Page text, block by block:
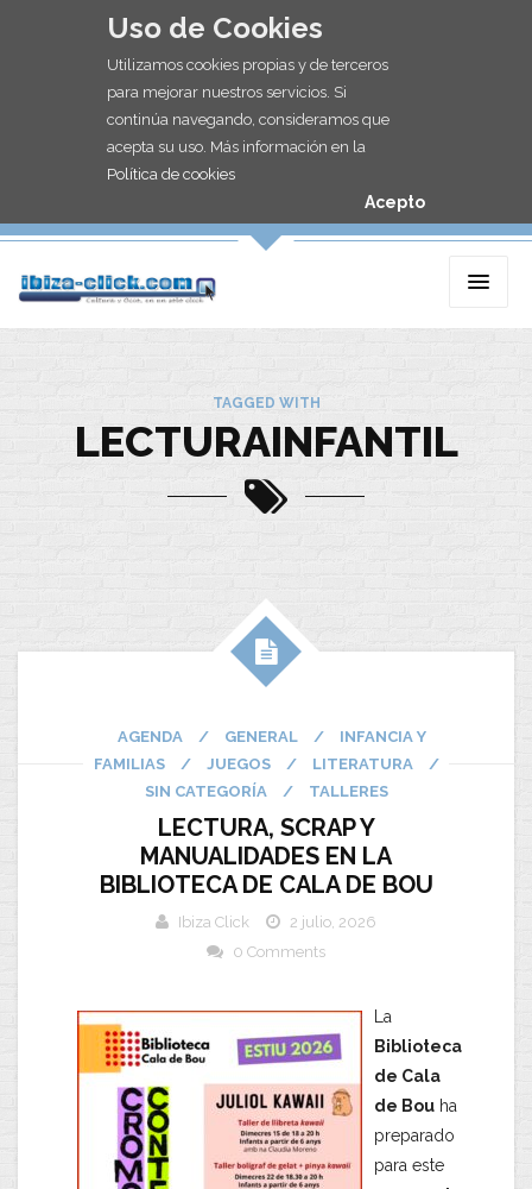
Uso de Cookies
Utilizamos cookies propias y de terceros
para mejorar nuestros servicios. Si
continúa navegando, consideramos que
acepta su uso. Más información en la
Política de cookies
Acepto
TAGGED WITH
LECTURAINFANTIL
AGENDA / GENERAL /
INFANCIA Y
FAMILIAS
/ JUEGOS / LITERATURA
/
SIN CATEGORÍA
/ TALLERES
LECTURA, SCRAP Y
MANUALIDADES EN LA
BIBLIOTECA DE CALA DE BOU
Ibiza Click
2 julio, 2026
0 Comments
La
Biblioteca
de Cala
de Bou ha
preparado
para este